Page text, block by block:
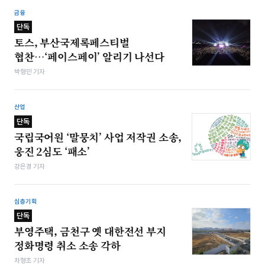
금융
단독
토스, 부산국제록페스티벌
협찬…‘페이스페이’ 알리기 나선다
박형민 기자
산업
단독
국립국어원 ‘말뭉치’ 사업 저작권 소송,
웅진 2심도 ‘패소’
강은경 기자
심층기획
단독
부영주택, 금천구 옛 대한전선 부지
정화명령 취소 소송 각하
차형조 기자